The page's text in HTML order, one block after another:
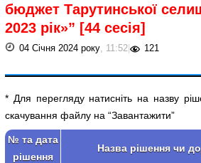
бюджет Тарутинської
2023 рік»” [44 сесія]
04 Січня 2024 року, 11:52| 121
* Для перегляду натисніть на назву
скачування файлу на “Завантажити”
№ та дата
рішення
Назва рішення чи